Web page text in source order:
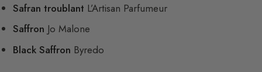
Safran troublant L’Artisan Parfumeur
Saffron Jo Malone
Black Saffron Byredo